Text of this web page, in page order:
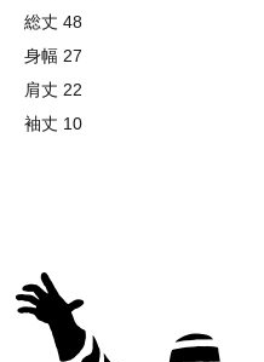
総丈 48
身幅 27
肩丈 22
袖丈 10